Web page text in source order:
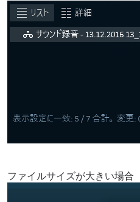
ファイルサイズが大きい場合